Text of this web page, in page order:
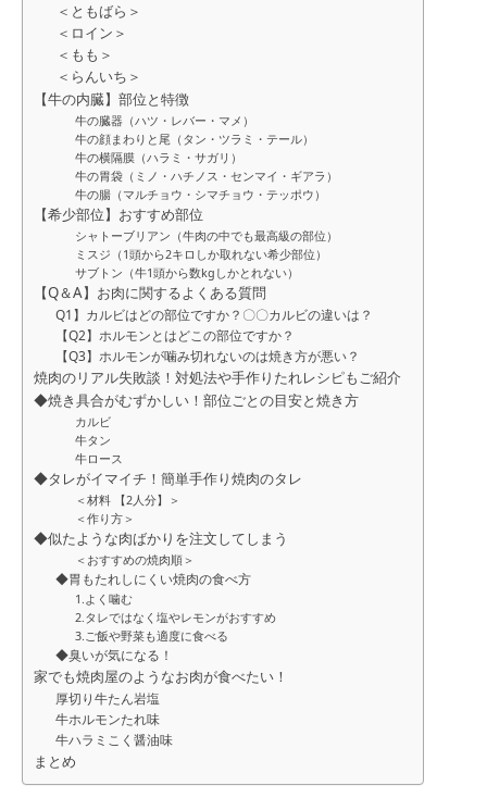
＜ともばら＞
＜ロイン＞
＜もも＞
＜らんいち＞
【牛の内臓】部位と特徴
牛の臓器（ハツ・レバー・マメ）
牛の顔まわりと尾（タン・ツラミ・テール）
牛の横隔膜（ハラミ・サガリ）
牛の胃袋（ミノ・ハチノス・センマイ・ギアラ）
牛の腸（マルチョウ・シマチョウ・テッポウ）
【希少部位】おすすめ部位
シャトーブリアン（牛肉の中でも最高級の部位）
ミスジ（1頭から2キロしか取れない希少部位）
サブトン（牛1頭から数kgしかとれない）
【Q＆A】お肉に関するよくある質問
Q1】カルビはどの部位ですか？〇〇カルビの違いは？
【Q2】ホルモンとはどこの部位ですか？
【Q3】ホルモンが噛み切れないのは焼き方が悪い？
焼肉のリアル失敗談！対処法や手作りたれレシピもご紹介
◆焼き具合がむずかしい！部位ごとの目安と焼き方
カルビ
牛タン
牛ロース
◆タレがイマイチ！簡単手作り焼肉のタレ
＜材料 【2人分】＞
＜作り方＞
◆似たような肉ばかりを注文してしまう
＜おすすめの焼肉順＞
◆胃もたれしにくい焼肉の食べ方
1.よく噛む
2.タレではなく塩やレモンがおすすめ
3.ご飯や野菜も適度に食べる
◆臭いが気になる！
家でも焼肉屋のようなお肉が食べたい！
厚切り牛たん岩塩
牛ホルモンたれ味
牛ハラミこく醤油味
まとめ